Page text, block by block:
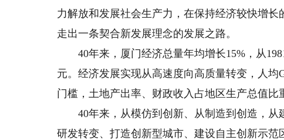
力解放和发展社会生产力，在保持经济较快增
走出一条契合新发展理念的发展之路。
40年来，厦门经济总量年均增长15%，从
元。经济发展实现从高速度向高质量转变，人
门槛，土地产出率、财政收入占地区生产总值比
40年来，从模仿到创新、从制造到创造，从
研发转变、打造创新型城市、建设自主创新示